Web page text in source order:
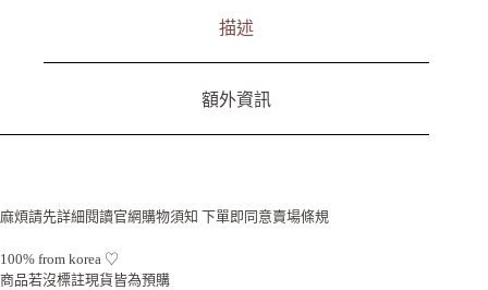
描述
額外資訊
麻煩請先詳細閱讀官網購物須知 下單即同意賣場條規
100% from korea ♡
商品若沒標註現貨皆為預購